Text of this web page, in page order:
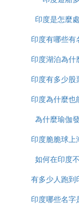
印度還誇張。
Ⅳ 與中國相
點影響人口
相較於中國，印
增長速度卻很快。
印度作為一個典
影響印度人口的
人口增長的最重
人口死亡率下降
域的特殊政策，
價獲得效果更好
宗教信仰方面，
印度是怎麼
印度有哪些有
印度湖泊為什
印度有多少股
印度為什麼也
為什麼瑜伽
印度脆脆球上
如何在印度
有多少人跑到
印度哪些名字